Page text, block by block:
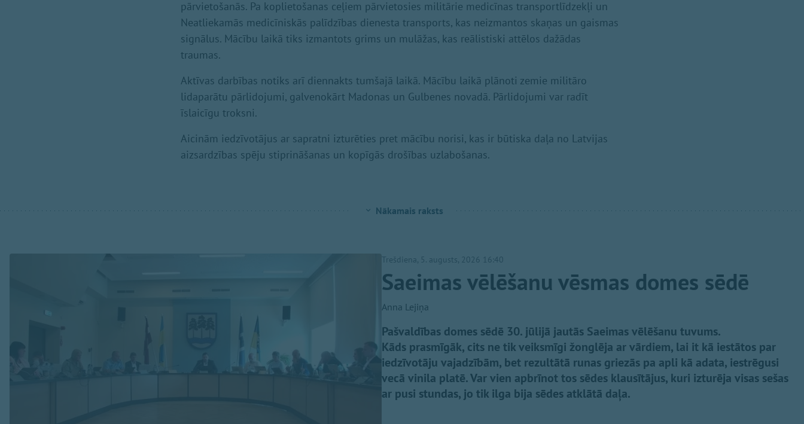
pārvietošanās. Pa koplietošanas ceļiem pārvietosies militārie medicīnas transportlīdzekļi un
Neatliekamās medicīniskās palīdzības dienesta transports, kas neizmantos skaņas un gaismas
signālus. Mācību laikā tiks izmantots grims un mulāžas, kas reālistiski attēlos dažādas
traumas.
Aktīvas darbības notiks arī diennakts tumšajā laikā. Mācību laikā plānoti zemie militāro
lidaparātu pārlidojumi, galvenokārt Madonas un Gulbenes novadā. Pārlidojumi var radīt
īslaicīgu troksni.
Aicinām iedzīvotājus ar sapratni izturēties pret mācību norisi, kas ir būtiska daļa no Latvijas
aizsardzības spēju stiprināšanas un kopīgās drošības uzlabošanas.
Nākamais raksts
Trešdiena, 5. augusts, 2026 16:40
Saeimas vēlēšanu vēsmas domes sēdē
Anna Lejiņa
Pašvaldības domes sēdē 30. jūlijā jautās Saeimas vēlēšanu tuvums.
Kāds prasmīgāk, cits ne tik veiksmīgi žonglēja ar vārdiem, lai it kā iestātos par
iedzīvotāju vajadzībām, bet rezultātā runas griezās pa apli kā adata, iestrēgusi
vecā vinila platē. Var vien apbrīnot tos sēdes klausītājus, kuri izturēja visas sešas
ar pusi stundas, jo tik ilga bija sēdes atklātā daļa.